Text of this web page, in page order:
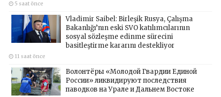
5 saat önce
Vladimir Saibel: Birleşik Rusya, Çalışma
Bakanlığı’nın eski SVO katılımcılarının
sosyal sözleşme edinme sürecini
basitleştirme kararını destekliyor
11 saat önce
Волонтёры «Молодой Гвардии Единой
России» ликвидируют последствия
паводков на Урале и Дальнем Востоке